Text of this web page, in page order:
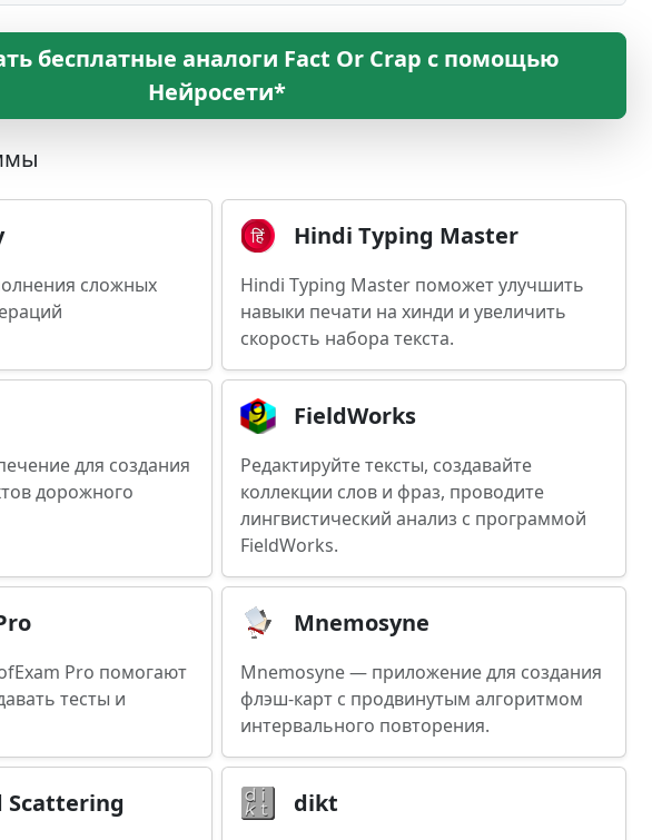
бесплатные аналоги Fact Or Crap с помощью
Нейросети*
сложных
Hindi Typing Master
Hindi Typing Master поможет улучшить
навыки печати на хинди и увеличить
скорость набора текста.
для создания
дорожного
FieldWorks
Редактируйте тексты, создавайте
коллекции слов и фраз, проводите
лингвистический анализ с программой
FieldWorks.
Pro помогают
тесты и
Mnemosyne
Mnemosyne — приложение для создания
флэш-карт с продвинутым алгоритмом
интервального повторения.
Scattering dikt